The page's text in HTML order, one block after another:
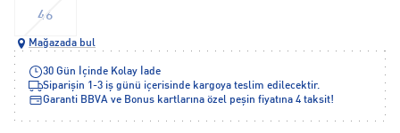
46
Mağazada bul
30 Gün İçinde Kolay İade
Siparişin 1-3 iş günü içerisinde kargoya teslim edilecektir.
Garanti BBVA ve Bonus kartlarına özel peşin fiyatına 4 taksit!